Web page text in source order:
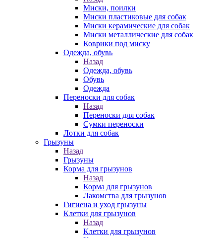
Миски, поилки
Миски пластиковые для собак
Миски керамические для собак
Миски металлические для собак
Коврики под миску
Одежда, обувь
Назад
Одежда, обувь
Обувь
Одежда
Переноски для собак
Назад
Переноски для собак
Сумки переноски
Лотки для собак
Грызуны
Назад
Грызуны
Корма для грызунов
Назад
Корма для грызунов
Лакомства для грызунов
Гигиена и уход грызуны
Клетки для грызунов
Назад
Клетки для грызунов